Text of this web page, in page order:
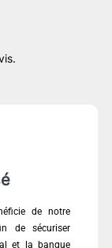
de notre
de sécuriser
et la banque